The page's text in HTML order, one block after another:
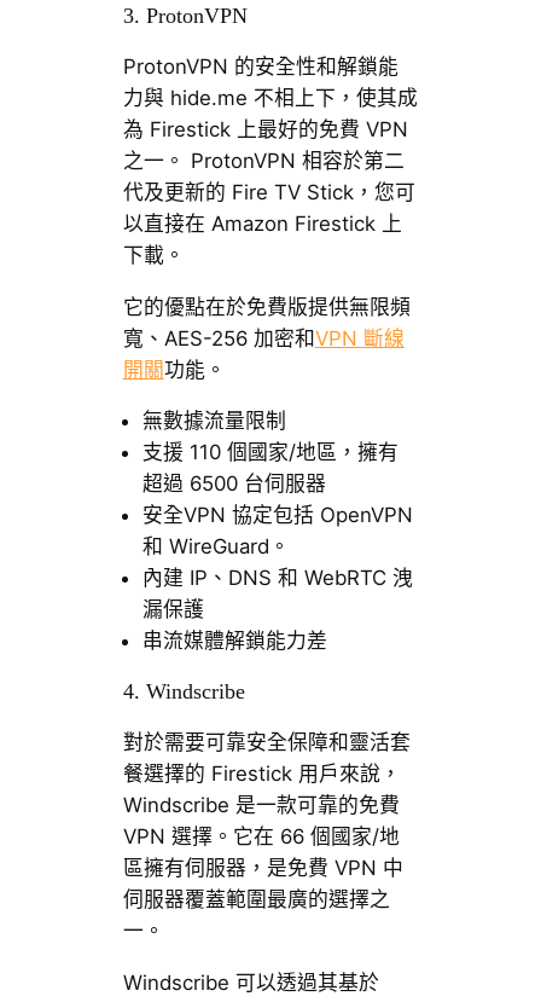
3. ProtonVPN
ProtonVPN 的安全性和解鎖能
力與 hide.me 不相上下，使其成
為 Firestick 上最好的免費 VPN
之一。 ProtonVPN 相容於第二
代及更新的 Fire TV Stick，您可
以直接在 Amazon Firestick 上
下載。
它的優點在於免費版提供無限頻
寬、AES-256 加密和VPN 斷線
開關功能。
無數據流量限制
支援 110 個國家/地區，擁有
超過 6500 台伺服器
安全VPN 協定包括 OpenVPN
和 WireGuard。
內建 IP、DNS 和 WebRTC 洩
漏保護
串流媒體解鎖能力差
4. Windscribe
對於需要可靠安全保障和靈活套
餐選擇的 Firestick 用戶來說，
Windscribe 是一款可靠的免費
VPN 選擇。它在 66 個國家/地
區擁有伺服器，是免費 VPN 中
伺服器覆蓋範圍最廣的選擇之
一。
Windscribe 可以透過其基於